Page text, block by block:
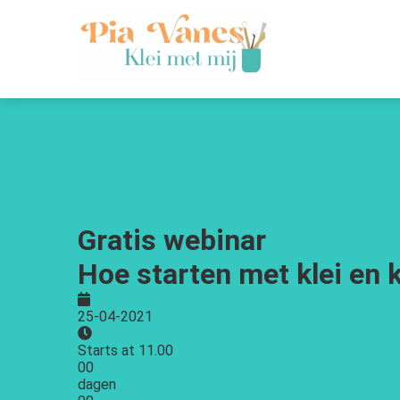
Gratis webinar
Hoe starten met klei en
25-04-2021
Starts at 11.00
00
dagen